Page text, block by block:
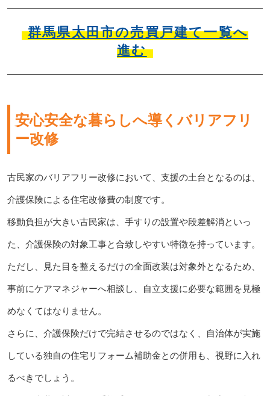
群馬県太田市の売買戸建て一覧へ
進む
安心安全な暮らしへ導くバリアフリ
ー改修
古民家のバリアフリー改修において、支援の土台となるのは、
介護保険による住宅改修費の制度です。
移動負担が大きい古民家は、手すりの設置や段差解消といっ
た、介護保険の対象工事と合致しやすい特徴を持っています。
ただし、見た目を整えるだけの全面改装は対象外となるため、
事前にケアマネジャーへ相談し、自立支援に必要な範囲を見極
めなくてはなりません。
さらに、介護保険だけで完結させるのではなく、自治体が実施
している独自の住宅リフォーム補助金との併用も、視野に入れ
るべきでしょう。